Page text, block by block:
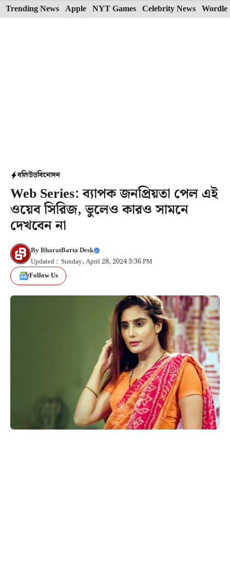
Skip
to
Trending News Apple NYT Games Celebrity News Wordle
বলিউডবিনোদন
Web Series: ব্যাপক জনপ্রিয়তা পেল এই
ওয়েব সিরিজ, ভুলেও কারও সামনে
দেখবেন না
ByBharatBarta Desk
Updated : Sunday, April 28, 2024 3:36 PM
Follow Us